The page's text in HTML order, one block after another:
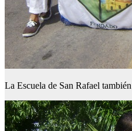
La Escuela de San Rafael